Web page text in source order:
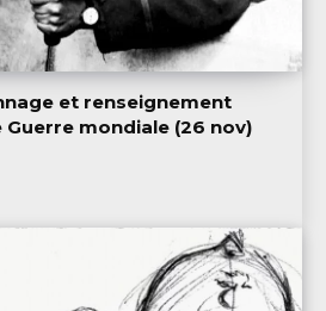
et renseignement
Guerre mondiale (26 nov)